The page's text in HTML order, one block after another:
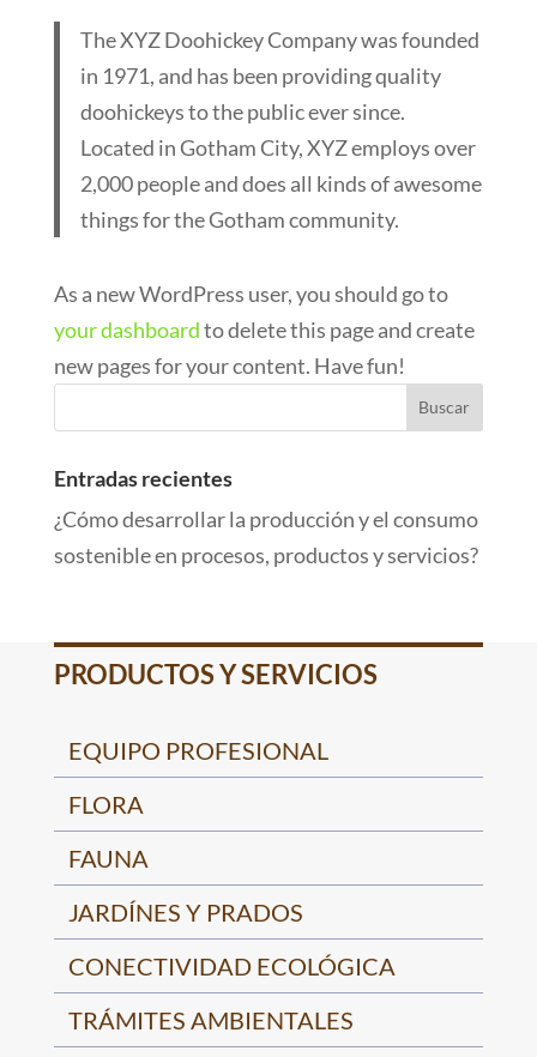
The XYZ Doohickey Company was founded
in 1971, and has been providing quality
doohickeys to the public ever since.
Located in Gotham City, XYZ employs over
2,000 people and does all kinds of awesome
things for the Gotham community.
As a new WordPress user, you should go to
your dashboardto delete this page and create
new pages for your content. Have fun!
Entradas recientes
¿Cómo desarrollar la producción y el consumo
sostenible en procesos, productos y servicios?
PRODUCTOS Y SERVICIOS
EQUIPO PROFESIONAL
FLORA
FAUNA
JARDÍNES Y PRADOS
CONECTIVIDAD ECOLÓGICA
TRÁMITES AMBIENTALES